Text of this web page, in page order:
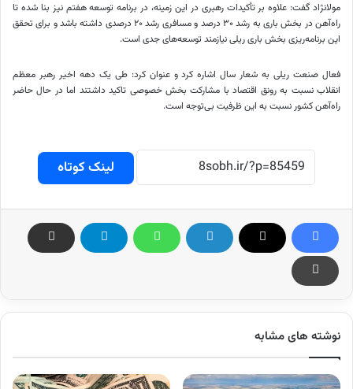
مولانژاد گفت: علاوه بر تأکیدات رهبری در این زمینه، در برنامه توسعه هفتم نیز بنا شده تا
راه‌آهن در بخش باری به رشد ۳۰ درصد و مسافری رشد ۲۰ درصدی داشته باشد و برای تحقق
این برنامه‌ریزی بخش باری ریلی نیازمند توسعه‌های جدی است.
فعال صنعت ریلی به شعار سال اشاره کرد و عنوان کرد: طی یک دهه اخیر رهبر معظم
انقلاب نسبت به رونق اقتصاد با مشارکت بخش خصوصی تاکید داشتند اما در حال حاضر
راه‌آهن کشور نسبت به این ظرفیت بی‌توجه است.
لینک کوتاه
نوشته های مشابه